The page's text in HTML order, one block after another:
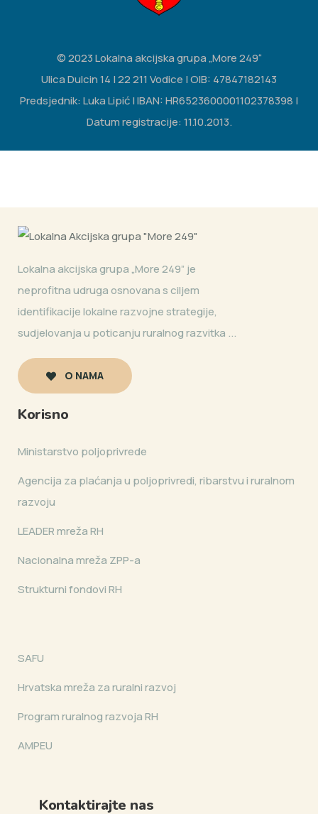
© 2023 Lokalna akcijska grupa „More 249“
Ulica Dulcin 14 | 22 211 Vodice | OIB: 47847182143
Predsjednik: Luka Lipić | IBAN: HR6523600001102378398 |
Datum registracije: 11.10.2013.
Lokalna akcijska grupa „More 249” je
neprofitna udruga osnovana s ciljem
identifikacije lokalne razvojne strategije,
sudjelovanja u poticanju ruralnog razvitka ...
O NAMA
Korisno
Ministarstvo poljoprivrede
Agencija za plaćanja u poljoprivredi, ribarstvu i ruralnom
razvoju
LEADER mreža RH
Nacionalna mreža ZPP-a
Strukturni fondovi RH
SAFU
Hrvatska mreža za ruralni razvoj
Program ruralnog razvoja RH
AMPEU
Kontaktirajte nas